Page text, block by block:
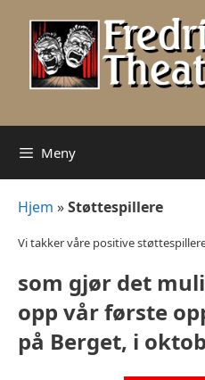
innhold
Meny
Hjem »Støttespillere
Vi takker våre positive
som gjør det
opp vår første
på Berget, i